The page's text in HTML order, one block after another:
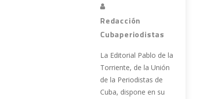
Redacción
Cubaperiodistas
La Editorial Pablo de la
Torriente, de la Unión
de la Periodistas de
Cuba, dispone en su